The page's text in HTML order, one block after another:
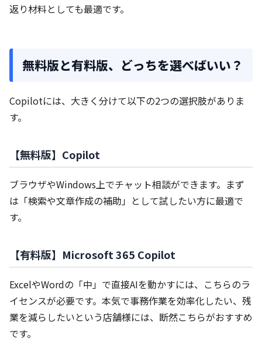
返り材料としても最適です。
無料版と有料版、どっちを選べばいい？
Copilotには、大きく分けて以下の2つの選択肢がありま
す。
【無料版】Copilot
ブラウザやWindows上でチャット相談ができます。まず
は「検索や文章作成の補助」として試したい方に最適で
す。
【有料版】Microsoft 365 Copilot
ExcelやWordの「中」で直接AIを動かすには、こちらのラ
イセンスが必要です。本気で事務作業を効率化したい、残
業を減らしたいという店舗様には、断然こちらがおすすめ
です。